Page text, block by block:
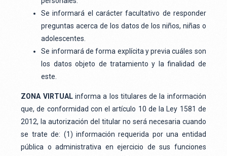
Se informará el carácter facultativo de responder
preguntas acerca de los datos de los niños, niñas o
adolescentes.
Se informará de forma explícita y previa cuáles son
los datos objeto de tratamiento y la finalidad de
este.
ZONA VIRTUALinforma a los titulares de la información
que, de conformidad con el artículo 10 de la Ley 1581 de
2012, la autorización del titular no será necesaria cuando
se trate de: (1) información requerida por una entidad
pública o administrativa en ejercicio de sus funciones